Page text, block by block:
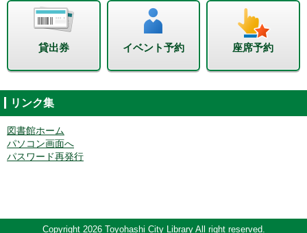
貸出券 イベント予約 座席予約
リンク集
図書館ホーム
パソコン画面へ
パスワード再発行
Copyright 2026 Toyohashi City Library All right reserved.